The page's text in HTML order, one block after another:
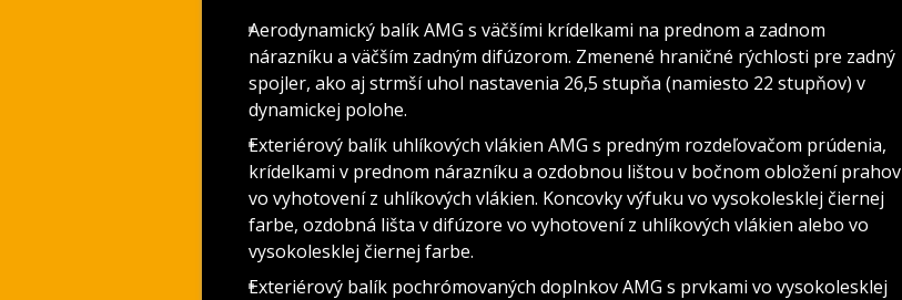
Aerodynamický balík AMG s väčšími krídelkami na prednom a zadnom
nárazníku a väčším zadným difúzorom. Zmenené hraničné rýchlosti pre zadný
spojler, ako aj strmší uhol nastavenia 26,5 stupňa (namiesto 22 stupňov) v
dynamickej polohe.
Exteriérový balík uhlíkových vlákien AMG s predným rozdeľovačom prúdenia,
krídelkami v prednom nárazníku a ozdobnou lištou v bočnom obložení prahov
vo vyhotovení z uhlíkových vlákien. Koncovky výfuku vo vysokolesklej čiernej
farbe, ozdobná lišta v difúzore vo vyhotovení z uhlíkových vlákien alebo vo
vysokolesklej čiernej farbe.
Exteriérový balík pochrómovaných doplnkov AMG s prvkami vo vysokolesklej